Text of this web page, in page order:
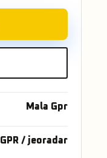
Mala Gpr
GPR / jeoradar